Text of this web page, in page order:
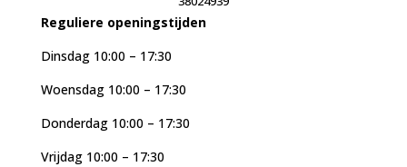
Reguliere openingstijden
Dinsdag 10:00 – 17:30
Woensdag 10:00 – 17:30
Donderdag 10:00 – 17:30
Vrijdag 10:00 – 17:30